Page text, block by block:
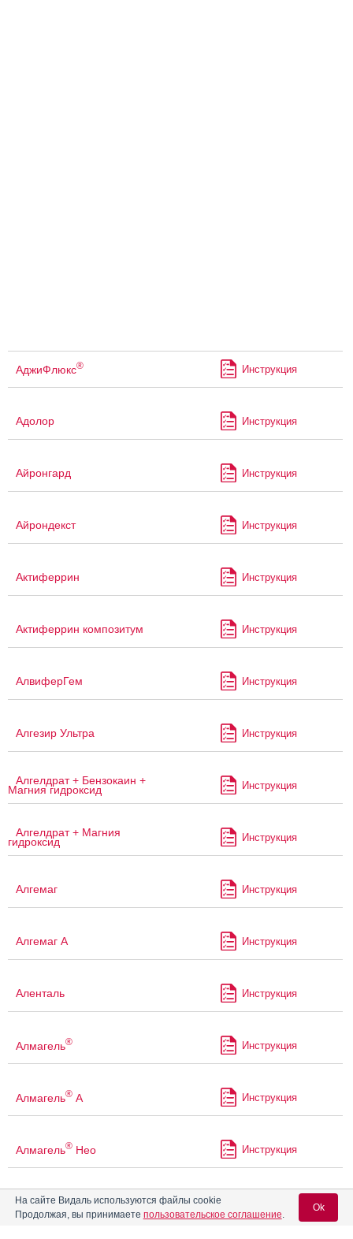
АджиФлюкс® Инструкция
Адолор Инструкция
Айронгард Инструкция
Айрондекст Инструкция
Актиферрин Инструкция
Актиферрин композитум Инструкция
АлвиферГем Инструкция
Алгезир Ультра Инструкция
Алгелдрат + Бензокаин +
Магния гидроксид Инструкция
Алгелдрат + Магния
гидроксид Инструкция
Алгемаг Инструкция
Алгемаг А Инструкция
Аленталь Инструкция
Алмагель® Инструкция
Алмагель® А Инструкция
Алмагель® Нео Инструкция
Алоэ сироп с железом
На сайте Видаль используются файлы cookie
Продолжая, вы принимаете пользовательское соглашение.
Ok